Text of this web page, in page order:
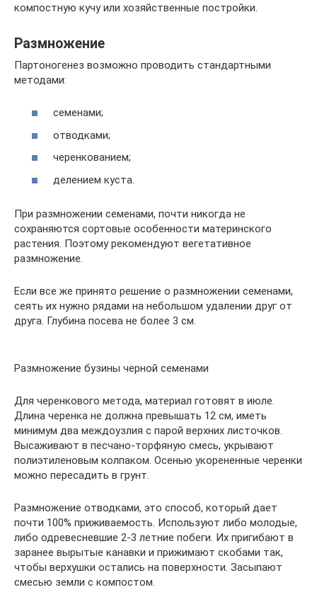
компостную кучу или хозяйственные постройки.
Размножение
Партоногенез возможно проводить стандартными
методами:
семенами;
отводками;
черенкованием;
делением куста.
При размножении семенами, почти никогда не
сохраняются сортовые особенности материнского
растения. Поэтому рекомендуют вегетативное
размножение.
Если все же принято решение о размножении семенами,
сеять их нужно рядами на небольшом удалении друг от
друга. Глубина посева не более 3 см.
Размножение бузины черной семенами
Для черенкового метода, материал готовят в июле.
Длина черенка не должна превышать 12 см, иметь
минимум два междоузлия с парой верхних листочков.
Высаживают в песчано-торфяную смесь, укрывают
полиэтиленовым колпаком. Осенью укорененные черенки
можно пересадить в грунт.
Размножение отводками, это способ, который дает
почти 100% приживаемость. Используют либо молодые,
либо одревесневшие 2-3 летние побеги. Их пригибают в
заранее вырытые канавки и прижимают скобами так,
чтобы верхушки остались на поверхности. Засыпают
смесью земли с компостом.